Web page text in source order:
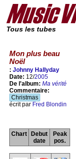
Tous les tubes
Mon plus beau
Noël
: Johnny Hallyday
Date: 12/2005
De l'album: Ma vérité
Commentaire:
Christmas
écrit par Fred Blondin
Chart
Debut
date
Peak
pos.